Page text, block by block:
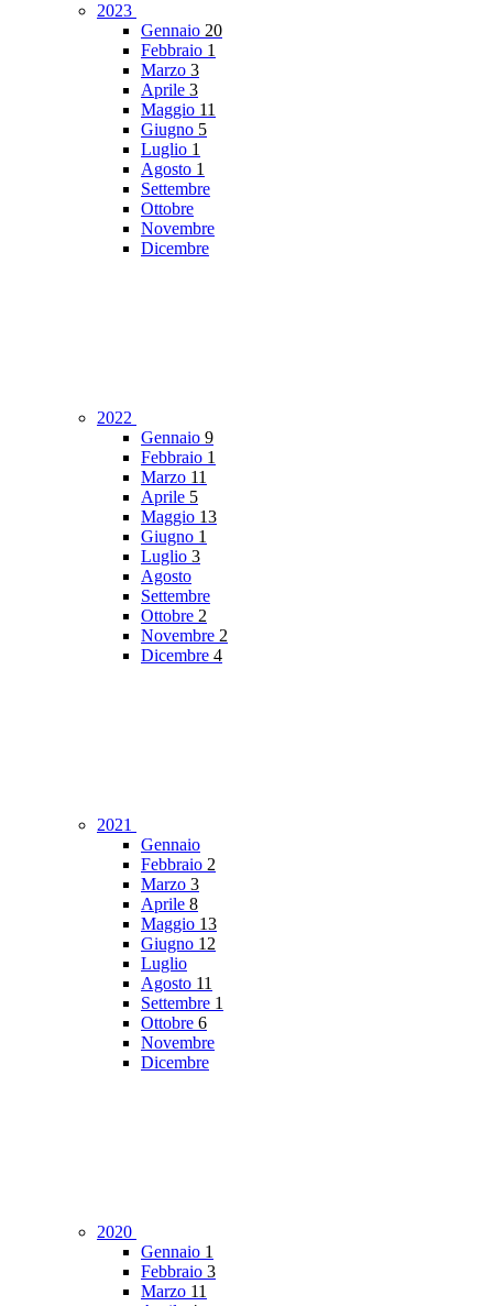
2023
Gennaio 20
Febbraio 1
Marzo 3
Aprile 3
Maggio 11
Giugno 5
Luglio 1
Agosto 1
Settembre
Ottobre
Novembre
Dicembre
2022
Gennaio 9
Febbraio 1
Marzo 11
Aprile 5
Maggio 13
Giugno 1
Luglio 3
Agosto
Settembre
Ottobre 2
Novembre 2
Dicembre 4
2021
Gennaio
Febbraio 2
Marzo 3
Aprile 8
Maggio 13
Giugno 12
Luglio
Agosto 11
Settembre 1
Ottobre 6
Novembre
Dicembre
2020
Gennaio 1
Febbraio 3
Marzo 11